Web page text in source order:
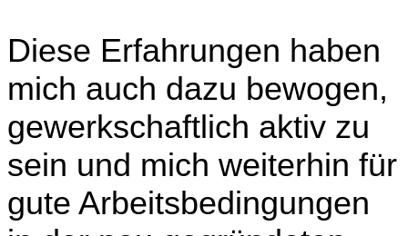
Diese Erfahrungen haben
mich auch dazu bewogen,
gewerkschaftlich aktiv zu
sein und mich weiterhin für
gute Arbeitsbedingungen